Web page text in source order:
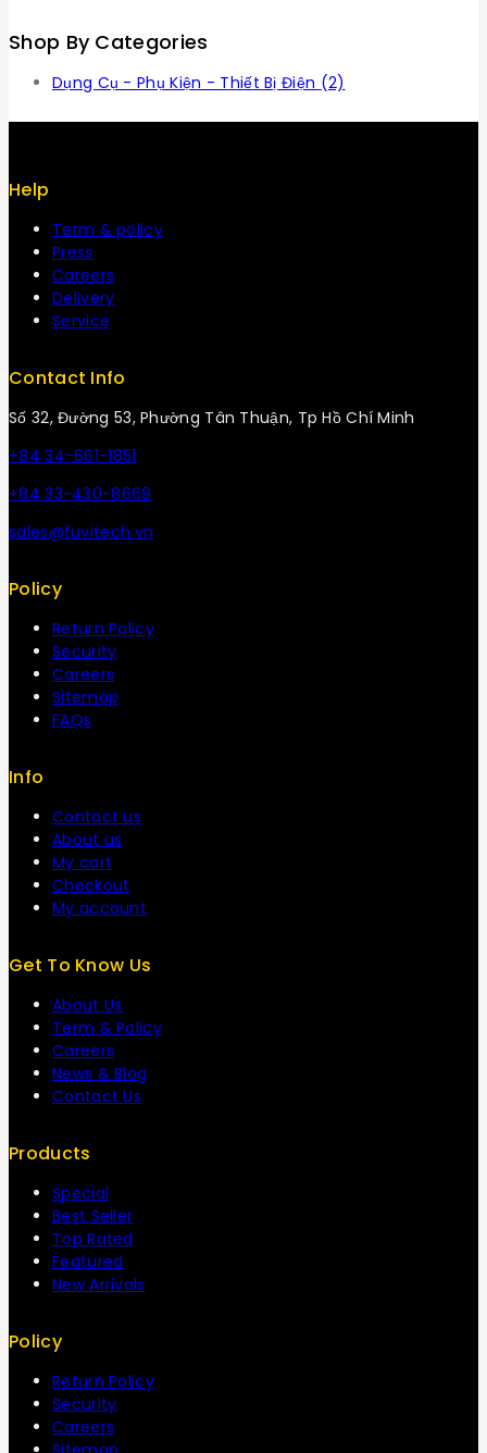
Shop By Categories
Dụng Cụ - Phụ Kiện - Thiết Bị Điện (2)
Help
Term & policy
Press
Careers
Delivery
Service
Contact Info
Số 32, Đường 53, Phường Tân Thuận, Tp Hồ Chí Minh
+84 34-661-1851
+84 33-430-8669
sales@fuvitech.vn
Policy
Return Policy
Security
Careers
Sitemap
FAQs
Info
Contact us
About us
My cart
Checkout
My account
Get To Know Us
About Us
Term & Policy
Careers
News & Blog
Contact Us
Products
Special
Best Seller
Top Rated
Featured
New Arrivals
Policy
Return Policy
Security
Careers